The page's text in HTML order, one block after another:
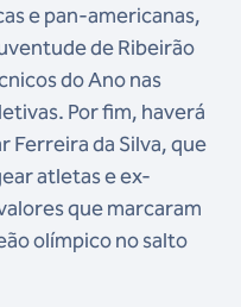
e pan-americanas,
de Ribeirão
do Ano nas
Por fim, haverá
Ferreira da Silva, que
atletas e ex-
que marcaram
olímpico no salto